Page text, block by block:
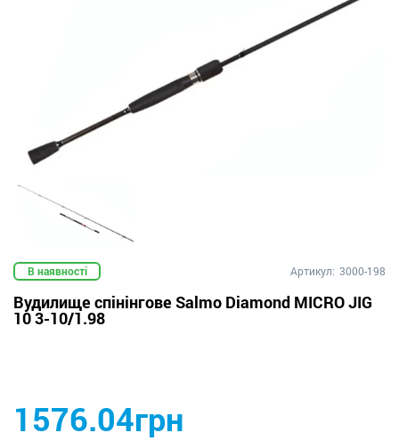
В наявності Артикул: 3000-198
Вудилище спінінгове Salmo Diamond MICRO JIG
10 3-10/1.98
1576.04грн